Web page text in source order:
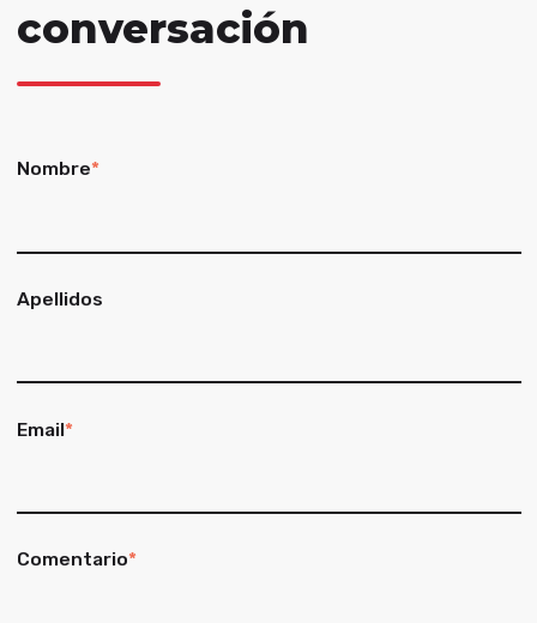
conversación
Nombre*
Apellidos
Email*
Comentario*